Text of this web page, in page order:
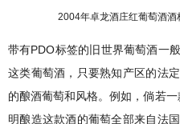
2004年卓龙酒庄红葡萄酒酒
带有PDO标签的旧世界葡萄酒一
这类葡萄酒，只要熟知产区的法
的酿酒葡萄和风格。例如，倘若
明酿造这款酒的葡萄全部来自法